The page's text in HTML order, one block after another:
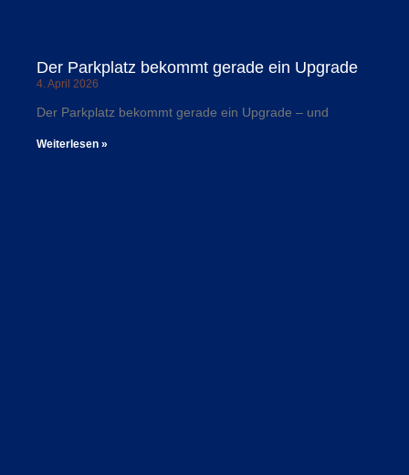
Der Parkplatz bekommt gerade ein Upgrade
4. April 2026
Der Parkplatz bekommt gerade ein Upgrade – und
Weiterlesen »